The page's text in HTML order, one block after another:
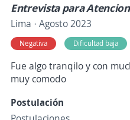
Entrevista para
Lima · Agosto 2023
Negativa Dificultad baja
Fue algo tranqilo y con
muy comodo
Postulación